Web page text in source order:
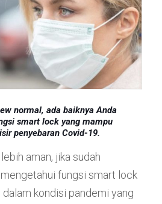
normal, ada baiknya Anda
smart lock yang mampu
penyebaran Covid-19.
aman, jika sudah
fungsi smart lock
kondisi pandemi yang